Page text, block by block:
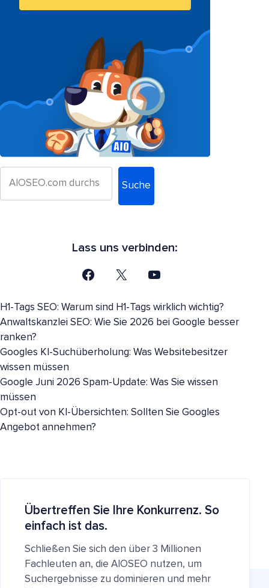
Suche
Lass uns verbinden:
H1-Tags SEO: Warum sind H1-Tags wirklich wichtig?
Anwaltskanzlei SEO: Wie Sie 2026 bei Google besser
ranken?
Googles KI-Suchüberholung: Was Websitebesitzer
wissen müssen
Google Juni 2026 Spam-Update: Was Sie wissen
müssen
Opt-out von KI-Übersichten: Sollten Sie Googles
Angebot annehmen?
Übertreffen Sie Ihre Konkurrenz. So
einfach ist das.
Schließen Sie sich den über 3 Millionen
Fachleuten an, die AIOSEO nutzen, um
Suchergebnisse zu dominieren und mehr